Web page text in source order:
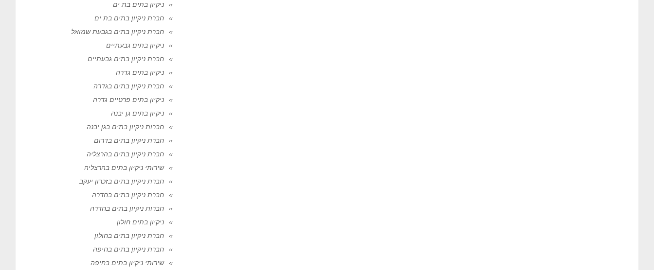
ניקיון בתים בת ים
חברת ניקיון בתים בת ים
חברת ניקיון בתים בגבעת שמואל
ניקיון בתים גבעתיים
חברת ניקיון בתים גבעתיים
ניקיון בתים גדרה
חברת ניקיון בתים בגדרה
ניקיון בתים פרטיים גדרה
ניקיון בתים גן יבנה
חברות ניקיון בתים בגן יבנה
חברת ניקיון בתים בדרום
חברת ניקיון בתים בהרצליה
שירותי ניקיון בתים בהרצליה
חברת ניקיון בתים בזכרון יעקב
חברת ניקיון בתים בחדרה
חברות ניקיון בתים בחדרה
ניקיון בתים חולון
חברת ניקיון בתים בחולון
חברת ניקיון בתים בחיפה
שירותי ניקיון בתים בחיפה